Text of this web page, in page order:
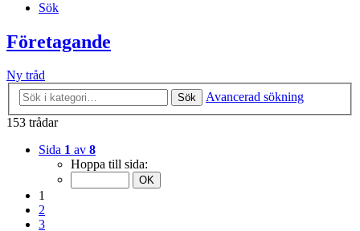
Sök
Företagande
Ny tråd
Sök
Avancerad sökning
153 trådar
Sida 1 av 8
Hoppa till sida:
1
2
3